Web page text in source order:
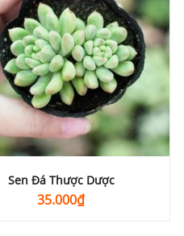
Sen Đá Thược Dược
35.000₫